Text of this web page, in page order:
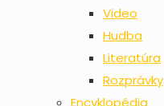
Video
Hudba
Literatúra
Rozprávky
Encyklopédia